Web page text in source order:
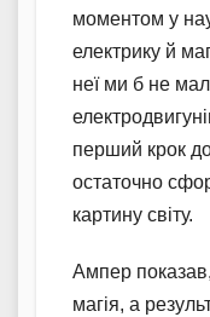
моментом у
електрику й
неї ми б не
перший крок
остаточно
картину світу.
Ампер
магія, а